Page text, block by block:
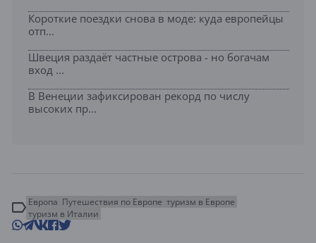
Короткие поездки снова в моде: куда европейцы
отп...
Швеция раздаёт частные острова - но богачам
вход ...
В Венеции зафиксирован рекорд по числу
высоких пр...
Европа Путешествия по Европе туризм в Европе
туризм в Италии